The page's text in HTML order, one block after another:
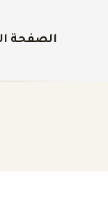
الصفحة